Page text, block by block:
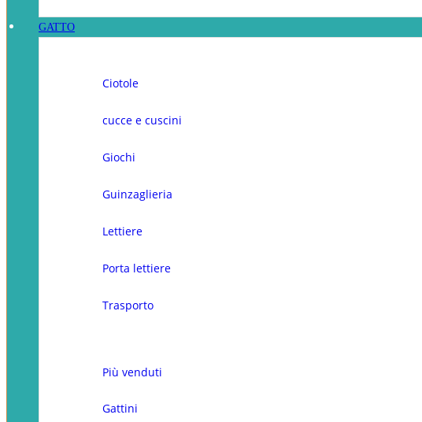
GATTO
Ciotole
cucce e cuscini
Giochi
Guinzaglieria
Lettiere
Porta lettiere
Trasporto
Più venduti
Gattini